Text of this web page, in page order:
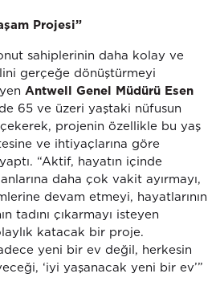
Projesi”
sahiplerinin daha kolay ve
gerçeğe dönüştürmeyi
Antwell Genel Müdürü Esen
65 ve üzeri yaştaki nüfusun
çekerek, projenin özellikle bu yaş
ve ihtiyaçlarına göre
“Aktif, hayatın içinde
daha çok vakit ayırmayı,
devam etmeyi, hayatlarının
tadını çıkarmayı isteyen
katacak bir proje.
yeni bir ev değil, herkesin
‘iyi yaşanacak yeni bir ev’”